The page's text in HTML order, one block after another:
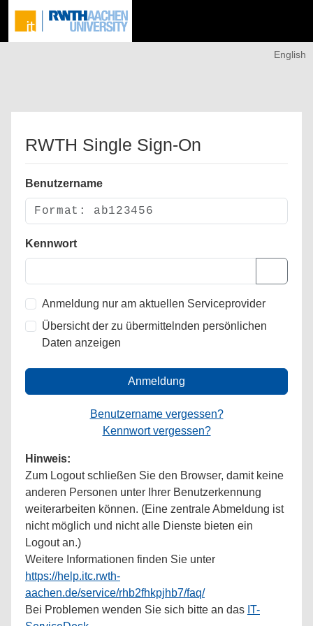
English
RWTH Single Sign-On
Benutzername
Kennwort
Anmeldung nur am aktuellen Serviceprovider
Übersicht der zu übermittelnden persönlichen
Daten anzeigen
Anmeldung
Benutzername vergessen?
Kennwort vergessen?
Hinweis:
Zum Logout schließen Sie den Browser, damit keine
anderen Personen unter Ihrer Benutzerkennung
weiterarbeiten können. (Eine zentrale Abmeldung ist
nicht möglich und nicht alle Dienste bieten ein
Logout an.)
Weitere Informationen finden Sie unter
https://help.itc.rwth-
aachen.de/service/rhb2fhkpjhb7/faq/
Bei Problemen wenden Sie sich bitte an das IT-